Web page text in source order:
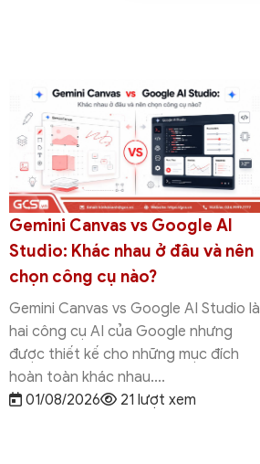
Gemini Canvas vs Google AI
Studio: Khác nhau ở đâu và nên
chọn công cụ nào?
Gemini Canvas vs Google AI Studio là
hai công cụ AI của Google nhưng
được thiết kế cho những mục đích
hoàn toàn khác nhau....
01/08/2026
21 lượt xem